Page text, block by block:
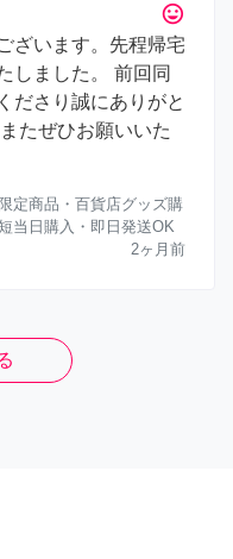
tag_faces
ざいます。先程帰宅
しました。 前回同
ださり誠にありがと
たぜひお願いいた
定商品・百貨店グッズ購
当日購入・即日発送OK
2ヶ月前